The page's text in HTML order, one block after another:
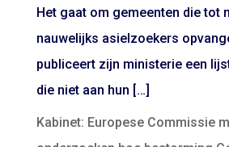
Het gaat om gemeenten die tot
nauwelijks asielzoekers
publiceert zijn ministerie een
die niet aan hun […]
Kabinet: Europese Commissie